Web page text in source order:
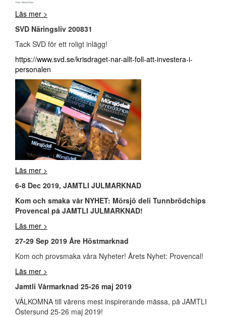
Läs mer >
SVD Näringsliv 200831
Tack SVD för ett roligt inlägg!
https://www.svd.se/krisdraget-nar-allt-foll-att-investera-i-
personalen
Läs mer >
6-8 Dec 2019, JAMTLI JULMARKNAD
Kom och smaka vår NYHET: Mörsjö deli Tunnbrödchips
Provencal på JAMTLI JULMARKNAD!
Läs mer >
27-29 Sep 2019 Åre Höstmarknad
Kom och provsmaka våra Nyheter! Årets Nyhet: Provencal!
Läs mer >
Jamtli Vårmarknad 25-26 maj 2019
VÄLKOMNA till vårens mest inspirerande mässa, på JAMTLI
Östersund 25-26 maj 2019!